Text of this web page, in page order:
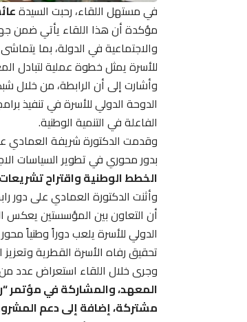
في مستهل اللقاء، رحبت السيدة
مؤكدة أن هذا اللقاء يأتي ضمن
والاجتماعية في الدولة، بما
للأسرة يمثل خطوة عملية لتبادل
وأشارت إلى أن الرابطة، من
الدوحة الدولي للأسرة في تنفيذ
الفاعلة في التنمية الوطنية.
وقدمت الدكتورة شريفة
بدور محوري في تطوير السياسات
الخطط الوطنية واقتراح
وأثنت الدكتورة العمادي على دور
أن التعاون بين المؤسستين يعكس
الدولي للأسرة يلعب دوراً وطنياً
تحقيق رفاه الأسرة القطرية وتعزيز
وجرى خلال اللقاء استعراض عدد من
المعهد، والمشاركة في مؤتمر
مشتركة، إضافة إلى دعم